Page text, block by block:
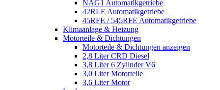
NAG1 Automatikgetriebe
42RLE Automatikgetriebe
45RFE / 545RFE Automatikgetriebe
Klimaanlage & Heizung
Motorteile & Dichtungen
Motorteile & Dichtungen anzeigen
2,8 Liter CRD Diesel
3,8 Liter 6 Zylinder V6
3,0 Liter Motorteile
3,6 Liter Motor